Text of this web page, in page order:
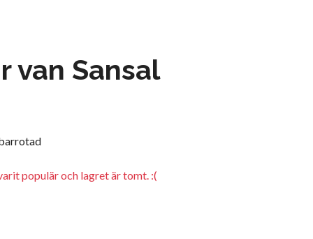
van Sansal
populär och lagret är tomt. :(